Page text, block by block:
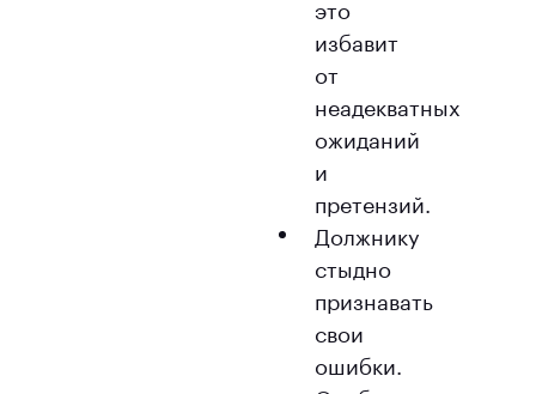
это
избавит
от
неадекватных
ожиданий
и
претензий.
Должнику
стыдно
признавать
свои
ошибки.